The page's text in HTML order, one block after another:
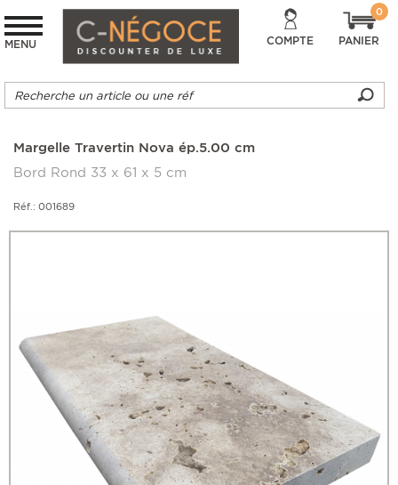
MENU COMPTE PANIER
0
Margelle Travertin Nova ép.5.00 cm
Bord Rond 33 x 61 x 5 cm
Réf.: 001689